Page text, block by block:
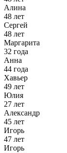
Алина
48 лет
Сергей
48 лет
Маргарита
32 года
Анна
44 года
Хавьер
49 лет
Юлия
27 лет
Александр
45 лет
Игорь
47 лет
Игорь